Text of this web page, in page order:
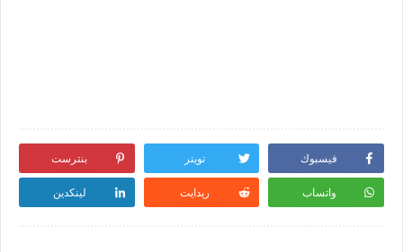
فيسبوك تويتر بنترست
واتساب ريدايت لينكدين